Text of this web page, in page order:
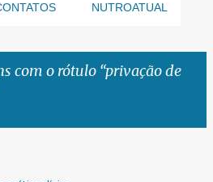
NUTROATUAL
com o rótulo privação de